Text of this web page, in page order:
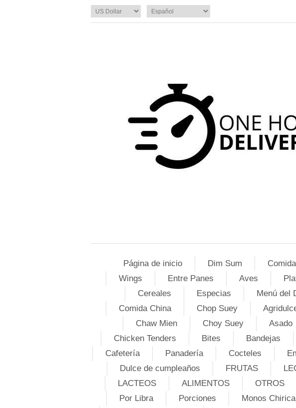
Página de inicio Dim Sum
Wings
Entre Panes Aves
Cereales
Especias Menú del
Comida China
Chop Suey
Chaw Mien
Choy Suey Asado
Chicken Tenders
Bites Bandejas
Cafetería
Panadería Cocteles
Dulce de cumpleaños
FRUTAS
LACTEOS
ALIMENTOS OTROS
Por Libra
Porciones Monos